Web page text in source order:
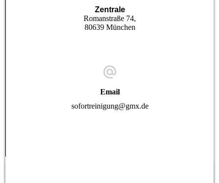
Zentrale
Romanstraße 74,
80639 München
Email
sofortreinigung@gmx.de